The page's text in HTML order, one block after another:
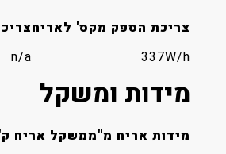
צריכת הספק מקס' לאריח
337W/h
n/a
מידות ומשקל
מידות אריח מ"ממשקל אריח